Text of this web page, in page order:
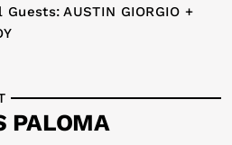
Guests: AUSTIN GIORGIO +
PALOMA